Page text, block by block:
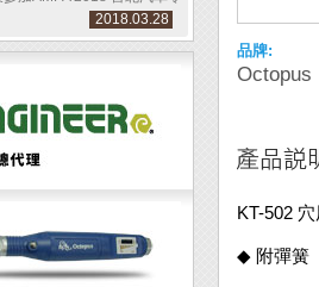
2018.03.28
品牌:
Octopus
KT-502
◆ 附彈簧